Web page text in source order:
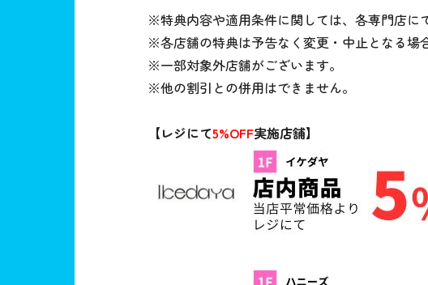
※特典内容や適用条件に関しては、各専門店に
※各店舗の特典は予告なく変更・中止となる場
※一部対象外店舗がございます。
※他の割引との併用はできません。
【レジにて5%OFF実施店舗】